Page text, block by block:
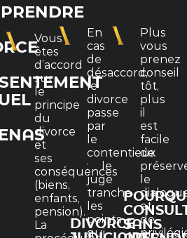
Vous
êtes
d’accord
sur
le
principe
du
divorce
et
ses
conséquences
(biens,
enfants,
pension).
La
DIVORCE
En
cas
de
désaccord,
le
divorce
passe
par
le
contentieux
: le
juge
tranche
les
points
qui
SANS
Plus
vous
prenez
conseil
tôt,
plus
il
est
facile
de
le
et
de